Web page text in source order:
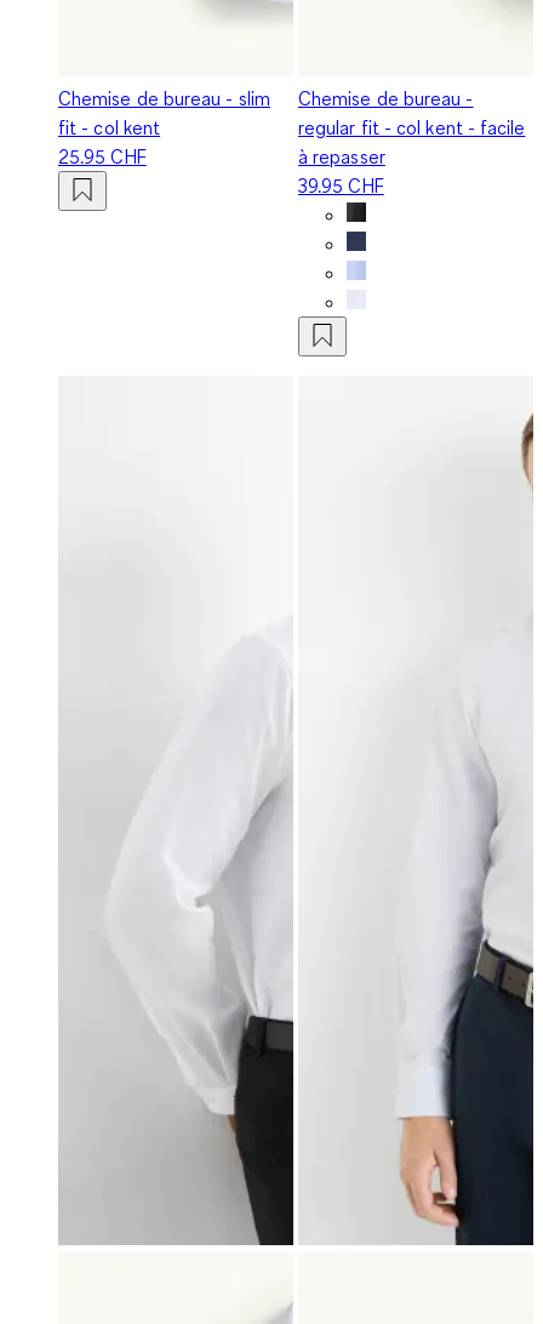
Chemise de bureau - slim
fit - col kent
25.95 CHF
Chemise de bureau -
regular fit - col kent - facile
à repasser
39.95 CHF